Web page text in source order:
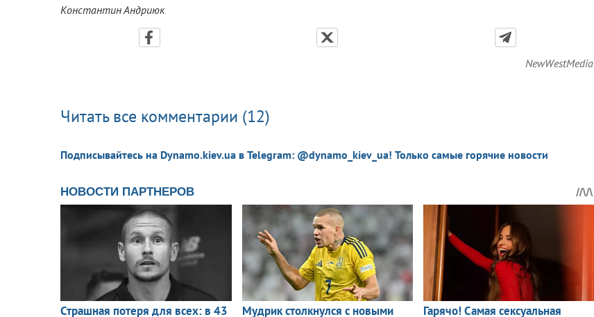
Константин Андриюк
NewWestMedia
Читать все комментарии (12)
Подписывайтесь на Dynamo.kiev.ua в Telegram: @dynamo_kiev_ua! Только самые горячие новости